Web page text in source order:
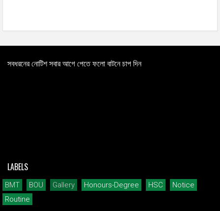
সবধরনের নোটিশ সবার আগে পেতে ফলো বাটনে চাপ দিন
LABELS
BMT BOU Gallery Honours-Degree HSC
Notice
Routine